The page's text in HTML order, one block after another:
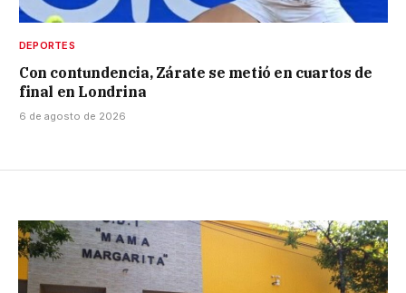
DEPORTES
Con contundencia, Zárate se metió en cuartos de
final en Londrina
6 de agosto de 2026